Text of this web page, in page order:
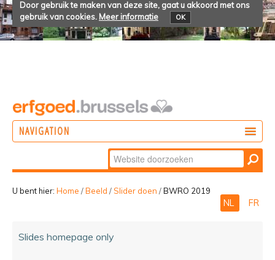
Door gebruik te maken van deze site, gaat u akkoord met ons
gebruik van cookies. Meer informatie OK
NAVIGATION
Zoek
Geavanceerd
zoeken...
U bent hier: Home /Beeld /Slider doen /BWRO 2019
NL FR
Slides homepage only